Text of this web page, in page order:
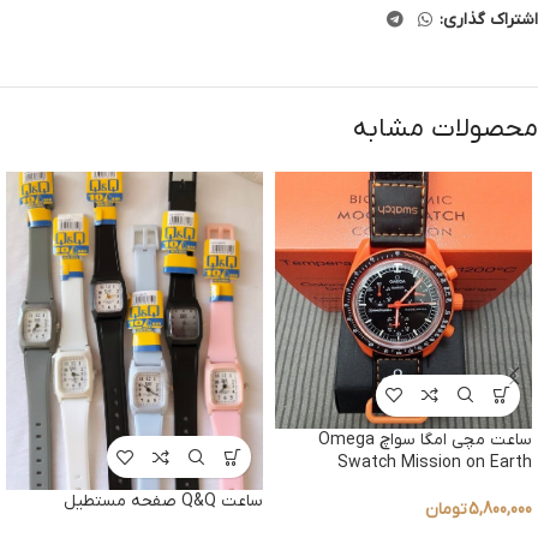
اشتراک گذاری:
محصولات مشابه
ساعت مچی امگا سواچ Omega
Swatch Mission on Earth
5,800,000تومان ساعت Q&Q صفحه مستطیل